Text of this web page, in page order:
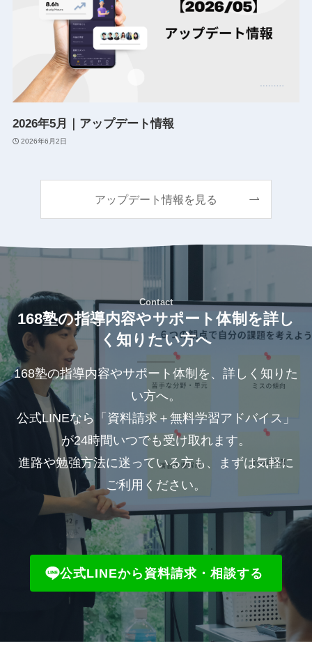
2026年5月｜アップデート情報
2026年6月2日
アップデート情報を見る
Contact
168塾の指導内容やサポート体制を詳し
く知りたい方へ
168塾の指導内容やサポート体制を、詳しく知りた
い方へ。
公式LINEなら「資料請求＋無料学習アドバイス」
が24時間いつでも受け取れます。
進路や勉強方法に迷っている方も、まずは気軽に
ご利用ください。
公式LINEから資料請求・相談する